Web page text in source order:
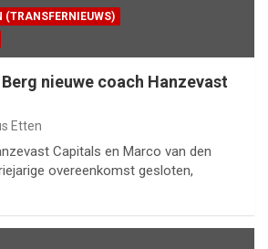
(TRANSFERNIEUWS)
nieuwe coach Hanzevast
Etten
Capitals en Marco van den
overeenkomst gesloten,